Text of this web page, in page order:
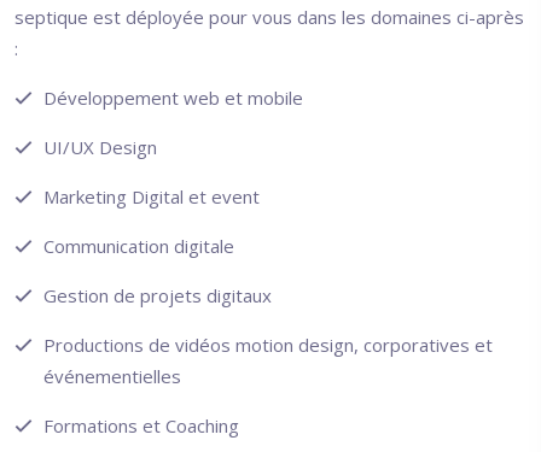
septique est déployée pour vous dans les domaines ci-après
:
Développement web et mobile
UI/UX Design
Marketing Digital et event
Communication digitale
Gestion de projets digitaux
Productions de vidéos motion design, corporatives et
événementielles
Formations et Coaching